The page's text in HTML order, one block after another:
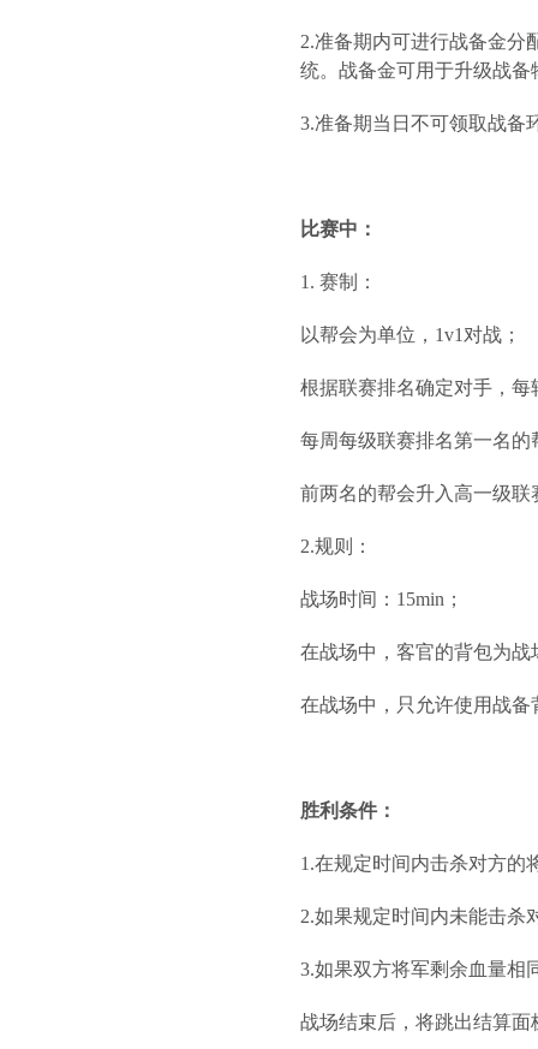
2.准备期内可进行战备金分
统。战备金可用于升级战备
3.准备期当日不可领取战备
比赛中：
1. 赛制：
以帮会为单位，1v1对战；
根据联赛排名确定对手，
每周每级联赛排名第一名
前两名的帮会升入高一级
2.规则：
战场时间：15min；
在战场中，客官的背包为
在战场中，只允许使用战
胜利条件：
1.在规定时间内击杀对方的
2.如果规定时间内未能击杀
3.如果双方将军剩余血量相
战场结束后，将跳出结算面